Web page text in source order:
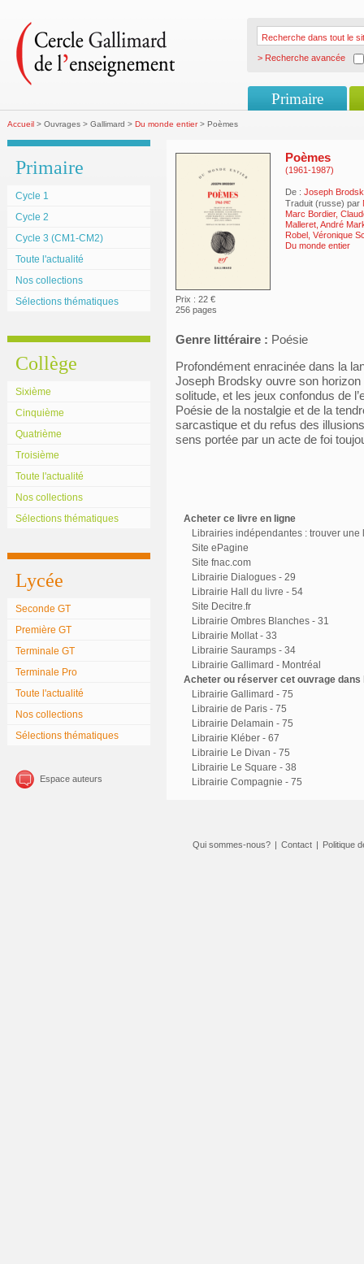
> Recherche avancée
Primaire
Accueil > Ouvrages > Gallimard > Du monde entier> Poèmes
Primaire
Cycle 1
Cycle 2
Cycle 3 (CM1-CM2)
Toute l'actualité
Nos collections
Sélections thématiques
Collège
Sixième
Cinquième
Quatrième
Troisième
Toute l'actualité
Nos collections
Sélections thématiques
Lycée
Seconde GT
Première GT
Terminale GT
Terminale Pro
Toute l'actualité
Nos collections
Sélections thématiques
Espace auteurs
Prix : 22 €
256 pages
Poèmes
(1961-1987)
De : Joseph
Traduit (russe) par
Marc Bordier,
Malleret, André
Robel, Véronique
Du monde entier
Genre littéraire : Poésie
Profondément enracinée dans la
Joseph Brodsky ouvre son horizon
solitude, et les jeux confondus de
Poésie de la nostalgie et de la
sarcastique et du refus des
sens portée par un acte de foi
Acheter ce livre en ligne
Librairies indépendantes : trouver une
Site ePagine
Site fnac.com
Librairie Dialogues - 29
Librairie Hall du livre - 54
Site Decitre.fr
Librairie Ombres Blanches - 31
Librairie Mollat - 33
Librairie Sauramps - 34
Librairie Gallimard - Montréal
Acheter ou réserver cet ouvrage
Librairie Gallimard - 75
Librairie de Paris - 75
Librairie Delamain - 75
Librairie Kléber - 67
Librairie Le Divan - 75
Librairie Le Square - 38
Librairie Compagnie - 75
Qui sommes-nous? | Contact | Politique